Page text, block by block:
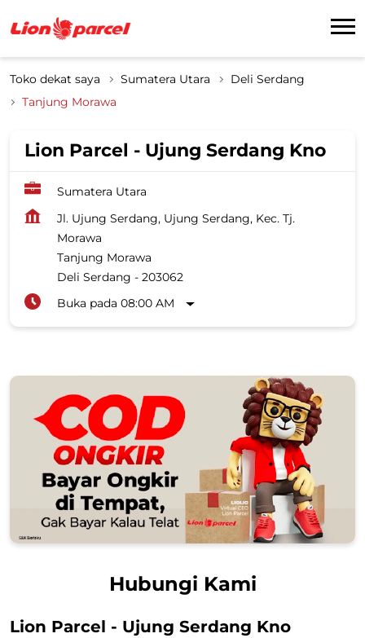
Toko dekat saya Sumatera Utara
Deli Serdang
Tanjung Morawa
Lion Parcel - Ujung Serdang Kno
Sumatera Utara
Jl. Ujung Serdang, Ujung Serdang, Kec. Tj.
Morawa
Tanjung Morawa
Deli Serdang - 203062
Buka pada 08:00 AM
Hubungi Kami
Lion Parcel - Ujung Serdang Kno